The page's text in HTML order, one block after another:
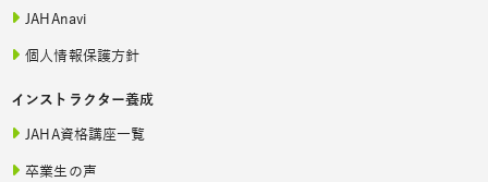
JAHAnavi
個人情報保護方針
インストラクター養成
JAHA資格講座一覧
卒業生の声